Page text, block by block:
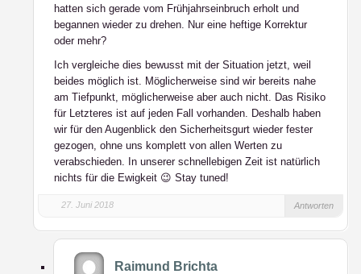
hatten sich gerade vom Frühjahrseinbruch erholt und
begannen wieder zu drehen. Nur eine heftige Korrektur
oder mehr?
Ich vergleiche dies bewusst mit der Situation jetzt, weil
beides möglich ist. Möglicherweise sind wir bereits nahe
am Tiefpunkt, möglicherweise aber auch nicht. Das Risiko
für Letzteres ist auf jeden Fall vorhanden. Deshalb haben
wir für den Augenblick den Sicherheitsgurt wieder fester
gezogen, ohne uns komplett von allen Werten zu
verabschieden. In unserer schnellebigen Zeit ist natürlich
nichts für die Ewigkeit 😉 Stay tuned!
27. Juni 2018 Antworten
Raimund Brichta